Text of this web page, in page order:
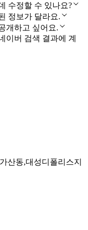
수정할 수 있나요?
정보가 달라요.
개하고 싶어요.
이버 검색 결과에 계
산동,대성디폴리스지